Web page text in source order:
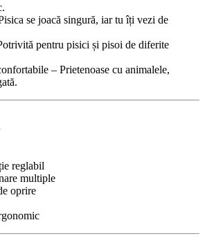
se joacă singură, iar tu îți vezi de
pentru pisici și pisoi de diferite
– Prietenoase cu animalele,
reglabil
multiple
oprire